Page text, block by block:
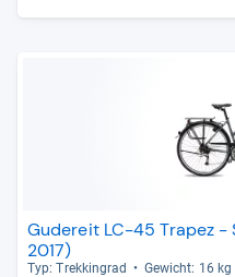
Gudereit LC-45 Trapez -
2017)
Typ: Trek­kin­grad Gewicht: 16 kg